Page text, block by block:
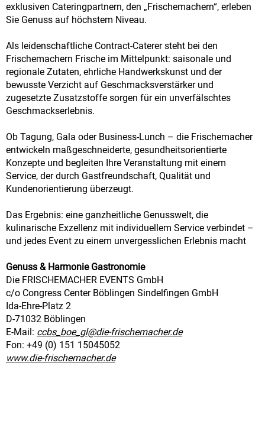
exklusiven Cateringpartnern, den „Frischemachern“, erleben
Sie Genuss auf höchstem Niveau.
Als leidenschaftliche Contract-Caterer steht bei den
Frischemachern Frische im Mittelpunkt: saisonale und
regionale Zutaten, ehrliche Handwerkskunst und der
bewusste Verzicht auf Geschmacksverstärker und
zugesetzte Zusatzstoffe sorgen für ein unverfälschtes
Geschmackserlebnis.
Ob Tagung, Gala oder Business-Lunch – die Frischemacher
entwickeln maßgeschneiderte, gesundheitsorientierte
Konzepte und begleiten Ihre Veranstaltung mit einem
Service, der durch Gastfreundschaft, Qualität und
Kundenorientierung überzeugt.
Das Ergebnis: eine ganzheitliche Genusswelt, die
kulinarische Exzellenz mit individuellem Service verbindet –
und jedes Event zu einem unvergesslichen Erlebnis macht
Genuss & Harmonie Gastronomie
Die FRISCHEMACHER EVENTS GmbH
c/o Congress Center Böblingen Sindelfingen GmbH
Ida-Ehre-Platz 2
D-71032 Böblingen
E-Mail: ccbs_boe_gl@die-frischemacher.de
Fon: +49 (0) 151 15045052
www.die-frischemacher.de